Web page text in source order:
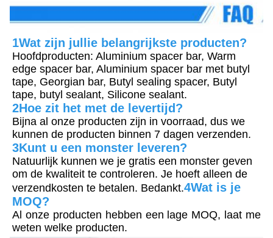
1Wat zijn jullie belangrijkste producten?
Hoofdproducten: Aluminium spacer bar, Warm
edge spacer bar, Aluminium spacer bar met butyl
tape, Georgian bar, Butyl sealing spacer, Butyl
tape, butyl sealant, Silicone sealant.
2Hoe zit het met de levertijd?
Bijna al onze producten zijn in voorraad, dus we
kunnen de producten binnen 7 dagen verzenden.
3Kunt u een monster leveren?
Natuurlijk kunnen we je gratis een monster geven
om de kwaliteit te controleren. Je hoeft alleen de
verzendkosten te betalen. Bedankt.4Wat is je
MOQ?
Al onze producten hebben een lage MOQ, laat me
weten welke producten.